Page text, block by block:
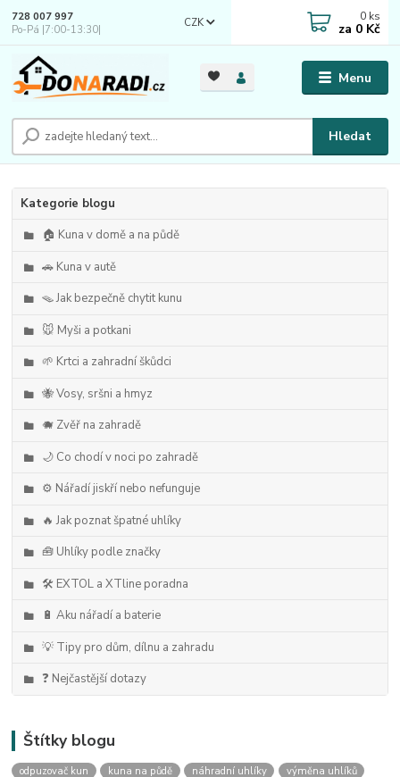
Menu
CZK
Hledat
728 007 997
Po-Pá |7:00-13:30|
0 ks
za 0 Kč
Kategorie blogu
🏠 Kuna v domě a na půdě
🚗 Kuna v autě
🪤 Jak bezpečně chytit kunu
🐭 Myši a potkani
🌱 Krtci a zahradní škůdci
🐝 Vosy, sršni a hmyz
🐗 Zvěř na zahradě
🌙 Co chodí v noci po zahradě
⚙️ Nářadí jiskří nebo nefunguje
🔥 Jak poznat špatné uhlíky
🧰 Uhlíky podle značky
🛠️ EXTOL a XTline poradna
🔋 Aku nářadí a baterie
💡 Tipy pro dům, dílnu a zahradu
❓ Nejčastější dotazy
Štítky blogu
odpuzovač kun kuna na půdě náhradní uhlíky
výměna uhlíků